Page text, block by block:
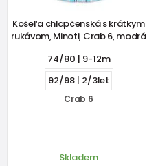
Košeľa chlapčenská s krátkym
rukávom, Minoti, Crab 6, modrá
74/80 | 9-12m
92/98 | 2/3let
Crab 6
Skladem